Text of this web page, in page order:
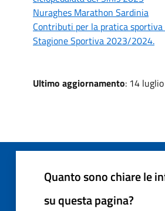
Nuraghes Marathon Sardinia
Contributi per la pratica
Stagione Sportiva 2023/2024.
Ultimo aggiornamento: 14
Quanto sono chiare le
su questa pagina?